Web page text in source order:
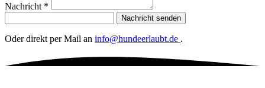
Nachricht *
Nachricht senden
Oder direkt per Mail an info@hundeerlaubt.de .